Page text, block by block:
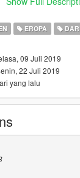
and left click on
to your new
"Sirens" folder
the folder named
that was
WITH
EROPA
09 Juli 2019
22 Juli 2019
yang lalu